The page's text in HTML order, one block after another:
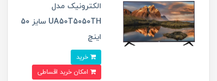
الکترونیک مدل
UA50T5050TH سایز 50
اینچ